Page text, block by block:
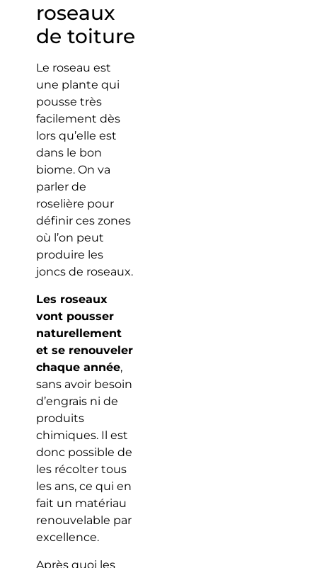
roseaux
de toiture
Le roseau est
une plante qui
pousse très
facilement dès
lors qu’elle est
dans le bon
biome. On va
parler de
roselière pour
définir ces zones
où l’on peut
produire les
joncs de roseaux.
Les roseaux
vont pousser
naturellement
et se renouveler
chaque année,
sans avoir besoin
d’engrais ni de
produits
chimiques. Il est
donc possible de
les récolter tous
les ans, ce qui en
fait un matériau
renouvelable par
excellence.
Après quoi les